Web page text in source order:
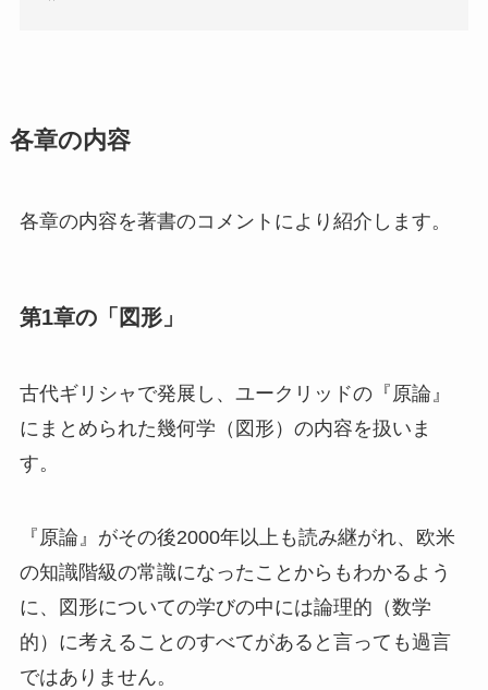
各章の内容
各章の内容を著書のコメントにより紹介します。
第1章の「図形」
古代ギリシャで発展し、ユークリッドの『原論』
にまとめられた幾何学（図形）の内容を扱いま
す。
『原論』がその後2000年以上も読み継がれ、欧米
の知識階級の常識になったことからもわかるよう
に、図形についての学びの中には論理的（数学
的）に考えることのすべてがあると言っても過言
ではありません。